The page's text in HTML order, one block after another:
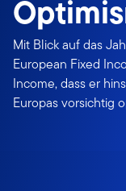
Mit Blick auf das
European Fixed
Income, dass er
Europas vorsichtig